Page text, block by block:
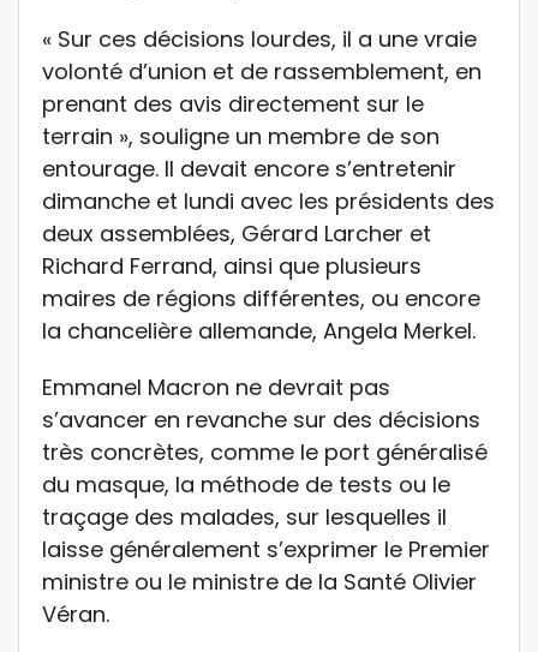
« Sur ces décisions lourdes, il a une vraie
volonté d’union et de rassemblement, en
prenant des avis directement sur le
terrain », souligne un membre de son
entourage. Il devait encore s’entretenir
dimanche et lundi avec les présidents des
deux assemblées, Gérard Larcher et
Richard Ferrand, ainsi que plusieurs
maires de régions différentes, ou encore
la chancelière allemande, Angela Merkel.
Emmanel Macron ne devrait pas
s’avancer en revanche sur des décisions
très concrètes, comme le port généralisé
du masque, la méthode de tests ou le
traçage des malades, sur lesquelles il
laisse généralement s’exprimer le Premier
ministre ou le ministre de la Santé Olivier
Véran.